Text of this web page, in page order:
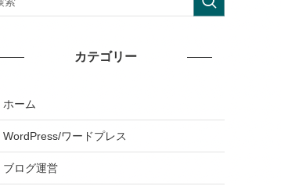
カテゴリー
ホーム
WordPress/ワードプレス
ブログ運営